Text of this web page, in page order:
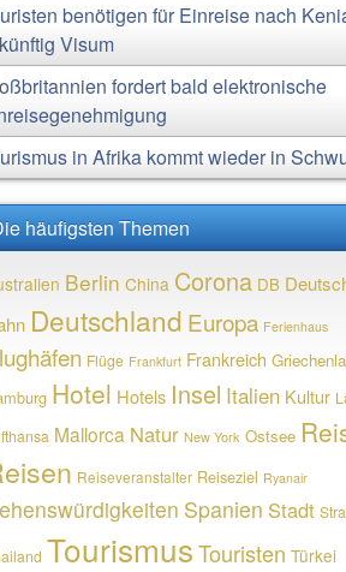
benötigen für Einreise nach
Visum
fordert bald elektronische
in Afrika kommt wieder in
häufigsten Themen
Berlin China Corona DB
Deutschland Europa Ferienhaus
Flüge Frankfurt Frankreich
Hotel Hotels Insel Italien Kultur
Mallorca Natur New York Ostsee
Reiseveranstalter Reiseziel Ryanair
Spanien Stadt
Tourismus Touristen Türkei